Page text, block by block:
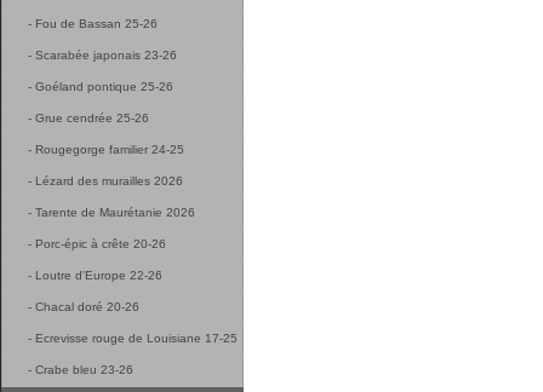
- Fou de Bassan 25-26
- Scarabée japonais 23-26
- Goéland pontique 25-26
- Grue cendrée 25-26
- Rougegorge familier 24-25
- Lézard des murailles 2026
- Tarente de Maurétanie 2026
- Porc-épic à crête 20-26
- Loutre d'Europe 22-26
- Chacal doré 20-26
- Ecrevisse rouge de Louisiane 17-25
- Crabe bleu 23-26